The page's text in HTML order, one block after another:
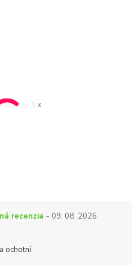
5 x
recenzia - 09. 08. 2026
ochotní.